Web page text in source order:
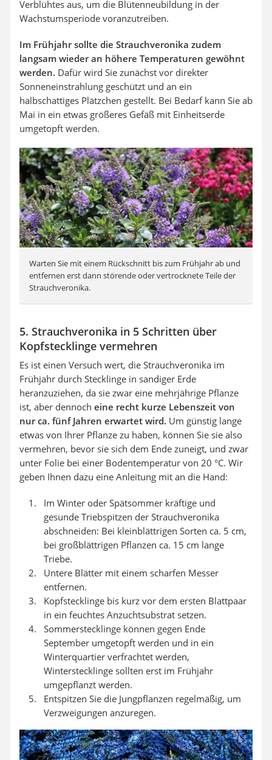
Verblühtes aus, um die Blütenneubildung in der
Wachstumsperiode voranzutreiben.
Im Frühjahr sollte die Strauchveronika zudem
langsam wieder an höhere Temperaturen gewöhnt
werden. Dafür wird Sie zunächst vor direkter
Sonneneinstrahlung geschützt und an ein
halbschattiges Plätzchen gestellt. Bei Bedarf kann Sie ab
Mai in ein etwas größeres Gefäß mit Einheitserde
umgetopft werden.
Warten Sie mit einem Rückschnitt bis zum Frühjahr ab und
entfernen erst dann störende oder vertrocknete Teile der
Strauchveronika.
5. Strauchveronika in 5 Schritten über
Kopfstecklinge vermehren
Es ist einen Versuch wert, die Strauchveronika im
Frühjahr durch Stecklinge in sandiger Erde
heranzuziehen, da sie zwar eine mehrjährige Pflanze
ist, aber dennoch eine recht kurze Lebenszeit von
nur ca. fünf Jahren erwartet wird. Um günstig lange
etwas von Ihrer Pflanze zu haben, können Sie sie also
vermehren, bevor sie sich dem Ende zuneigt, und zwar
unter Folie bei einer Bodentemperatur von 20 °C. Wir
geben Ihnen dazu eine Anleitung mit an die Hand:
Im Winter oder Spätsommer kräftige und
gesunde Triebspitzen der Strauchveronika
abschneiden: Bei kleinblättrigen Sorten ca. 5 cm,
bei großblättrigen Pflanzen ca. 15 cm lange
Triebe.
Untere Blätter mit einem scharfen Messer
entfernen.
Kopfstecklinge bis kurz vor dem ersten Blattpaar
in ein feuchtes Anzuchtsubstrat setzen.
Sommerstecklinge können gegen Ende
September umgetopft werden und in ein
Winterquartier verfrachtet werden,
Winterstecklinge sollten erst im Frühjahr
umgepflanzt werden.
Entspitzen Sie die Jungpflanzen regelmäßig, um
Verzweigungen anzuregen.